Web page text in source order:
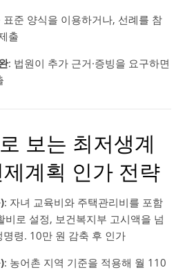
표준 양식을 이용하거나, 선례를 참
출
: 법원이 추가 근거·증빙을 요구하면
보는 최저생계
계획 인가 전략
: 자녀 교육비와 주택관리비를 포함
로 설정, 보건복지부 고시액을 넘
령. 10만 원 감축 후 인가
: 농어촌 지역 기준을 적용해 월 110